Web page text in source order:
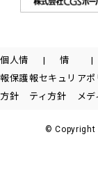
個人情
報保護
方針
情
報セキュリ
ティ方針
ア
メ
© Copyright